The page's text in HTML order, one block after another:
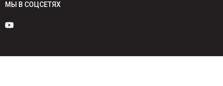
МЫ В СОЦСЕТЯХ